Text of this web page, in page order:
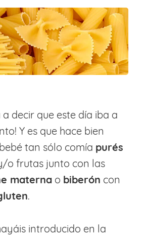
a decir que este día iba a
Y es que hace bien
tan sólo comía purés
o frutas junto con las
maternao biberón con
.
introducido en la